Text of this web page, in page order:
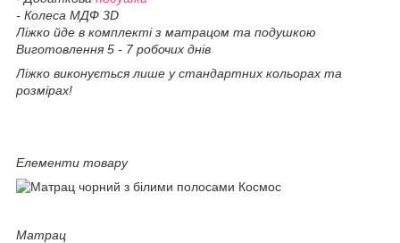
- Колеса МДФ 3D
Ліжко йде в комплекті з матрацом та подушкою
Виготовлення 5 - 7 робочих днів
Ліжко виконується лише у стандартних кольорах та
розмірах!
Елементи товару
Матрац